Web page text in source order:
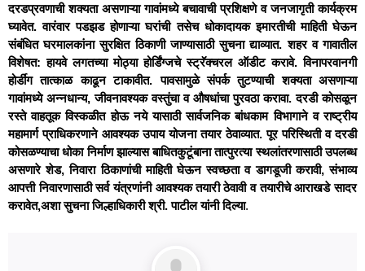
दरडप्रवणाची शक्यता असणाऱ्या गावांमध्ये बचावाची प्रशिक्षणे व जनजागृती कार्यक्रम
घ्यावेत. वारंवार पडझड होणाऱ्या घरांची तसेच धोकादायक इमारतीची माहिती घेऊन
संबंधित घरमालकांना सुरक्षित ठिकाणी जाण्यासाठी सुचना द्याव्यात. शहर व गावातील
विशेषत: हायवे लगतच्या मोठ्या होर्डिंग्जचे स्ट्रॅक्चरल ऑडीट करावे. विनापरवानगी
होर्डींग तात्काळ काढून टाकावीत. पावसामुळे संपर्क तुटण्याची शक्यता असणाऱ्या
गावांमध्ये अन्नधान्य, जीवनावश्यक वस्तुंचा व औषधांचा पुरवठा करावा. दरडी कोसळून
रस्ते वाहतूक विस्कळीत होऊ नये यासाठी सार्वजनिक बांधकाम विभागाने व राष्ट्रीय
महामार्ग प्राधिकरणाने आवश्यक उपाय योजना तयार ठेवाव्यात. पूर परिस्थिती व दरडी
कोसळण्याचा धोका निर्माण झाल्यास बाधितकुटूंबाना तात्पुरत्या स्थलांतरणासाठी उपलब्ध
असणारे शेड, निवारा ठिकाणांची माहिती घेऊन स्वच्छता व डागडूजी करावी, संभाव्य
आपत्ती निवारणासाठी सर्व यंत्रणांनी आवश्यक तयारी ठेवावी व तयारीचे आराखडे सादर
करावेत,अशा सुचना जिल्हाधिकारी श्री. पाटील यांनी दिल्या.